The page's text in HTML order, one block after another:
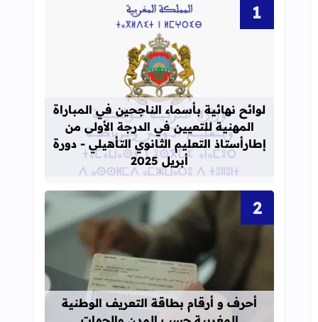
قراءة المزيد عن لوائح نهائية بأسماء
لوائح نهائية بأسماء الناجحين في المباراة
المهنية للتعيين في الدرجة الأولى من
إطارأستاذ التعليم الثانوي التأهيلي - دورة
أبريل 2025
قراءة المزيد عن أحرف و أرقام
أحرف و أرقام بطاقة التعريف الوطنية